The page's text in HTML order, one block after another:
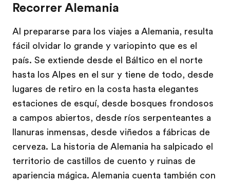
Recorrer Alemania
Al prepararse para los viajes a Alemania, resulta
fácil olvidar lo grande y variopinto que es el
país. Se extiende desde el Báltico en el norte
hasta los Alpes en el sur y tiene de todo, desde
lugares de retiro en la costa hasta elegantes
estaciones de esquí, desde bosques frondosos
a campos abiertos, desde ríos serpenteantes a
llanuras inmensas, desde viñedos a fábricas de
cerveza. La historia de Alemania ha salpicado el
territorio de castillos de cuento y ruinas de
apariencia mágica. Alemania cuenta también con